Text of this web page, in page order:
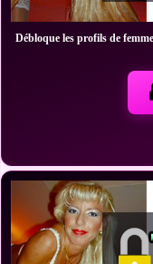
Débloque les profils de